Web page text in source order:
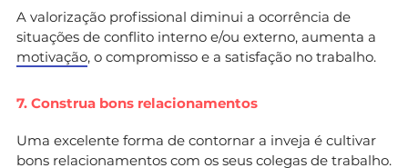
A valorização profissional diminui a ocorrência de
situações de conflito interno e/ou externo, aumenta a
motivação, o compromisso e a satisfação no trabalho.
7. Construa bons relacionamentos
Uma excelente forma de contornar a inveja é cultivar
bons relacionamentos com os seus colegas de trabalho.